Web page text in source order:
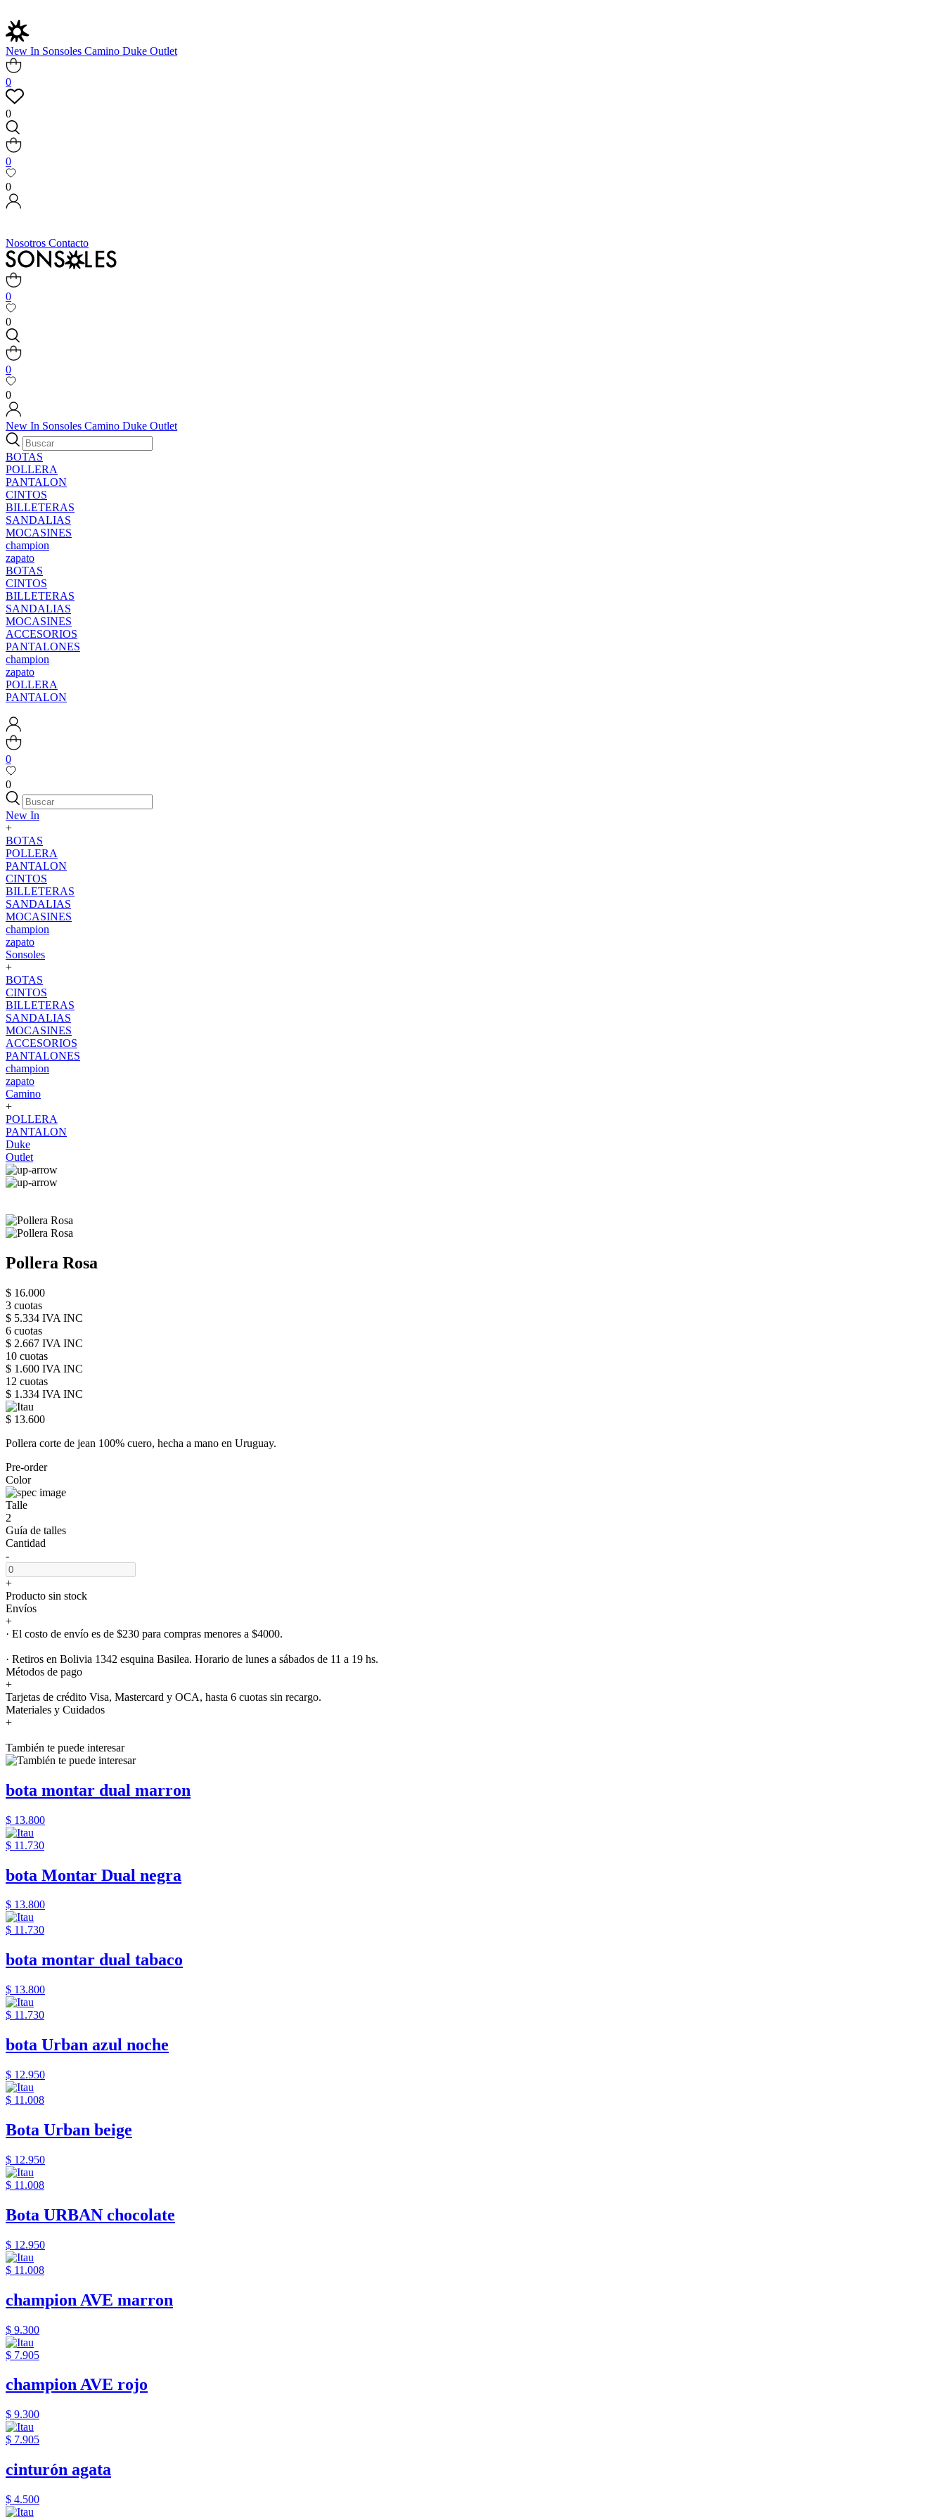
New In Sonsoles Camino Duke Outlet
0
0
0
0
Nosotros Contacto
0
0
0
0
New In Sonsoles Camino Duke Outlet
BOTAS
POLLERA
PANTALON
CINTOS
BILLETERAS
SANDALIAS
MOCASINES
champion
zapato
BOTAS
CINTOS
BILLETERAS
SANDALIAS
MOCASINES
ACCESORIOS
PANTALONES
champion
zapato
POLLERA
PANTALON
0
0
New In
+
BOTAS
POLLERA
PANTALON
CINTOS
BILLETERAS
SANDALIAS
MOCASINES
champion
zapato
Sonsoles
+
BOTAS
CINTOS
BILLETERAS
SANDALIAS
MOCASINES
ACCESORIOS
PANTALONES
champion
zapato
Camino
+
POLLERA
PANTALON
Duke
Outlet
Pollera Rosa
$ 16.000
3 cuotas
$ 5.334 IVA INC
6 cuotas
$ 2.667 IVA INC
10 cuotas
$ 1.600 IVA INC
12 cuotas
$ 1.334 IVA INC
$ 13.600
Pollera corte de jean 100% cuero, hecha a mano en Uruguay.
Pre-order
Color
Talle
2
Guía de talles
Cantidad
-
+
Producto sin stock
Envíos
+
· El costo de envío es de $230 para compras menores a $4000.
· Retiros en Bolivia 1342 esquina Basilea. Horario de lunes a sábados de 11 a 19 hs.
Métodos de pago
+
Tarjetas de crédito Visa, Mastercard y OCA, hasta 6 cuotas sin recargo.
Materiales y Cuidados
+
También te puede interesar
bota montar dual marron
$ 13.800
$ 11.730
bota Montar Dual negra
$ 13.800
$ 11.730
bota montar dual tabaco
$ 13.800
$ 11.730
bota Urban azul noche
$ 12.950
$ 11.008
Bota Urban beige
$ 12.950
$ 11.008
Bota URBAN chocolate
$ 12.950
$ 11.008
champion AVE marron
$ 9.300
$ 7.905
champion AVE rojo
$ 9.300
$ 7.905
cinturón agata
$ 4.500